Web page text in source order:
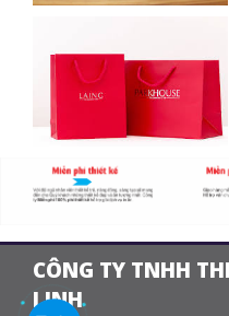
CÔNG TY TNHH
LINH